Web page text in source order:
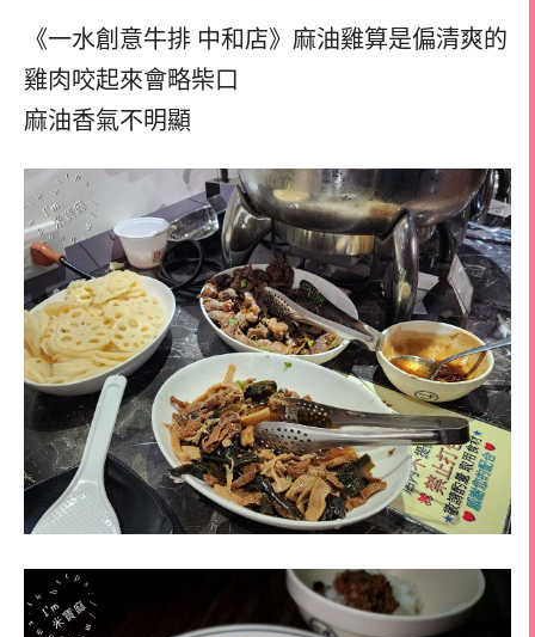
《一水創意牛排 中和店》麻油雞算是偏清爽的
雞肉咬起來會略柴口
麻油香氣不明顯